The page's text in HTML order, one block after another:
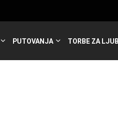
PUTOVANJA TORBE ZA